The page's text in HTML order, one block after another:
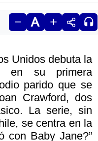
Unidos debuta la
en su primera
parido que se
Crawford, dos
La serie, sin
se centra en la
con Baby Jane?”